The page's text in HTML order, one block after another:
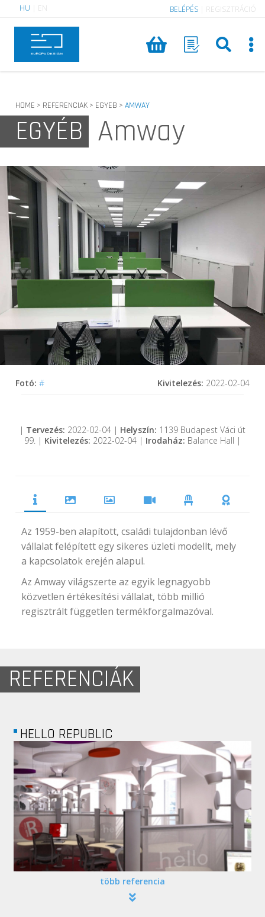
HU EN BELÉPÉS REGISZTRÁCIÓ
HOME > REFERENCIAK > EGYEB >AMWAY
EGYÉB Amway
Fotó:# Kivitelezés: 2022-02-04
| Tervezés: 2022-02-04 | Helyszín: 1139 Budapest Váci út
99. | Kivitelezés: 2022-02-04 | Irodaház: Balance Hall |
Az 1959-ben alapított, családi tulajdonban lévő
vállalat felépített egy sikeres üzleti modellt, mely
a kapcsolatok erején alapul.
Az Amway világszerte az egyik legnagyobb
közvetlen értékesítési vállalat, több millió
regisztrált független termékforgalmazóval.
REFERENCIÁK
több referencia